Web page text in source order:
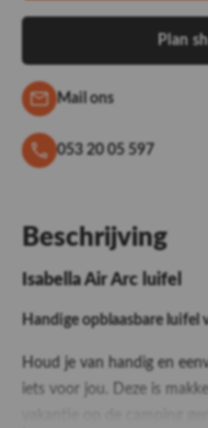
Plan
Mail ons
053 20 05 597
Beschrijving
Isabella Air Arc luifel
Handige opblaasbare luifel
Houd je van handig en
iets voor jou. Deze is